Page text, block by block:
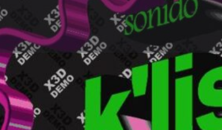
Solicitud de Reserva Comentarios